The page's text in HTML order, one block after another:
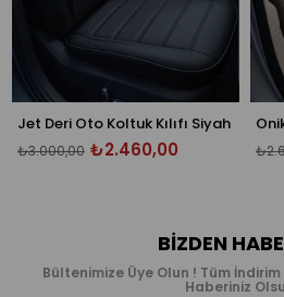
Deri Oto Koltuk Kılıfı Siyah
₺2.460,00
BIZDEN
Bültenimize Üye Olun ! Tüm
Haberiniz